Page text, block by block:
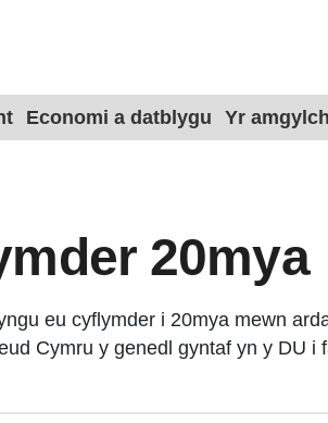
Economi a datblygu Yr
20mya
eu cyflymder i 20mya mewn
Cymru y genedl gyntaf yn y DU i